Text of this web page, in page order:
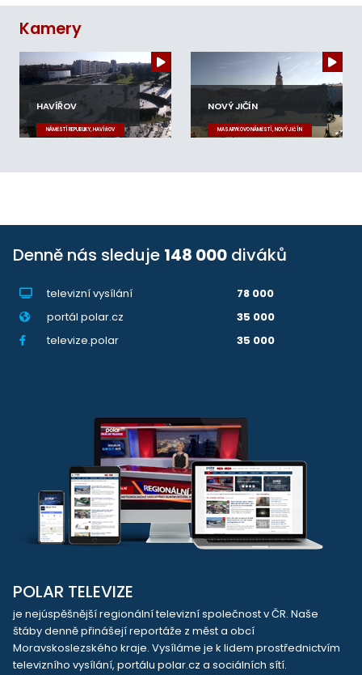
Kamery
HAVÍŘOV
NÁMĚSTÍ REPUBLIKY, HAVÍŘOV
NOVÝ JIČÍN
MASARYKOVO NÁMĚSTÍ, NOVÝ JIČÍN
Denně nás sleduje 148 000 diváků
televizní vysílání
78 000
portál polar.cz
35 000
televize.polar
35 000
POLAR TELEVIZE
je nejúspěšnější regionální televizní společnost v ČR. Naše
štáby denně přinášejí reportáže z měst a obcí
Moravskoslezského kraje. Vysíláme je k lidem prostřednictvím
televizního vysílání, portálu polar.cz a sociálních sítí.